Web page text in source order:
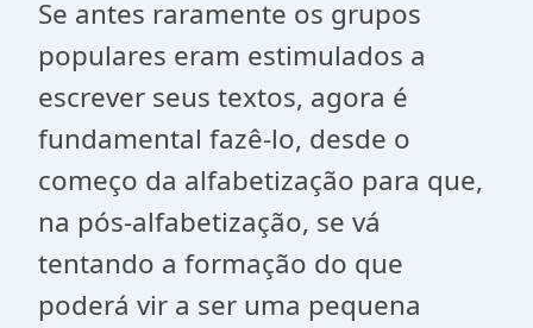
Se antes raramente os grupos
populares eram estimulados a
escrever seus textos, agora é
fundamental fazê-lo, desde o
começo da alfabetização para que,
na pós-alfabetização, se vá
tentando a formação do que
poderá vir a ser uma pequena